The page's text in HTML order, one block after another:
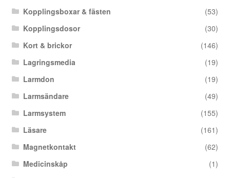
Kopplingsboxar & fästen
(53)
Kopplingsdosor
(30)
Kort & brickor
(146)
Lagringsmedia
(19)
Larmdon
(19)
Larmsändare
(49)
Larmsystem
(155)
Läsare
(161)
Magnetkontakt
(62)
Medicinskåp
(1)